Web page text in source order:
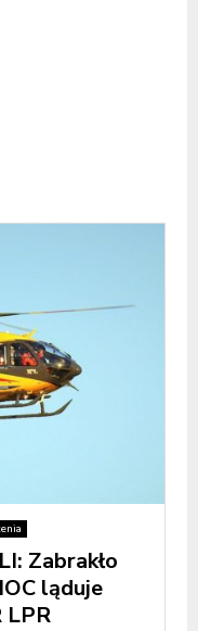
Zabrakło
ląduje
LPR